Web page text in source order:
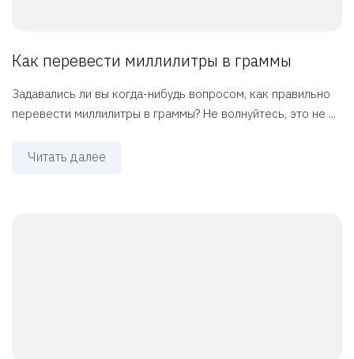
Как перевести миллилитры в граммы
Задавались ли вы когда-нибудь вопросом, как правильно
перевести миллилитры в граммы? Не волнуйтесь, это не ...
Читать далее